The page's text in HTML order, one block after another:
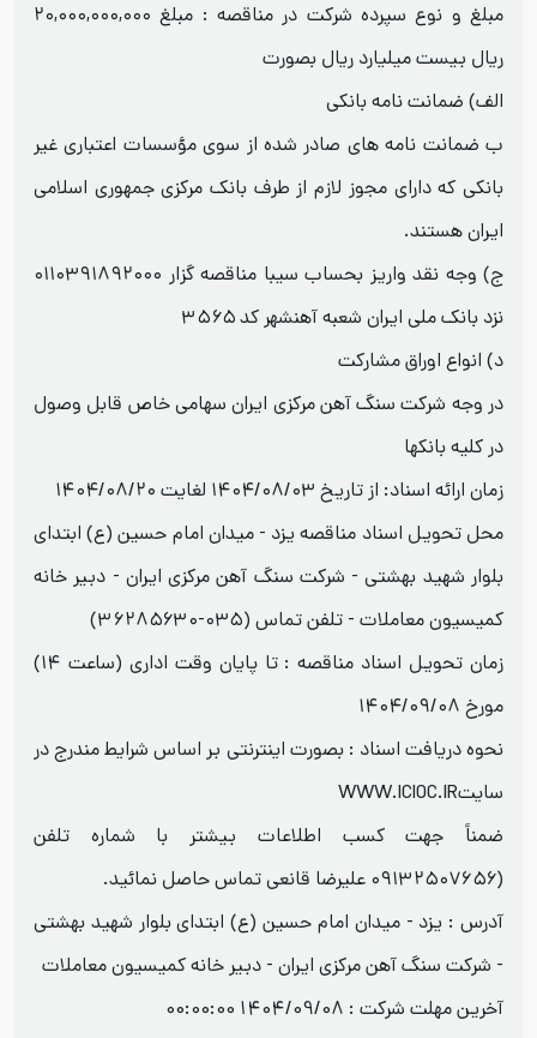
مبلغ و نوع سپرده شرکت در مناقصه : مبلغ ۲۰,۰۰۰,۰۰۰,۰۰۰
ریال بیست میلیارد ریال بصورت
الف) ضمانت نامه بانکی
ب ضمانت نامه های صادر شده از سوی مؤسسات اعتباری غیر
بانکی که دارای مجوز لازم از طرف بانک مرکزی جمهوری اسلامی
ایران هستند.
ج) وجه نقد واریز بحساب سیبا مناقصه گزار ۰۱۱۰۳۹۱۸۹۲۰۰۰
نزد بانک ملی ایران شعبه آهنشهر کد ۳۵۶۵
د) انواع اوراق مشارکت
در وجه شرکت سنگ آهن مرکزی ایران سهامی خاص قابل وصول
در کلیه بانکها
زمان ارائه اسناد: از تاریخ ۱۴۰۴/۰۸/۰۳ لغایت ۱۴۰۴/۰۸/۲۰
محل تحویل اسناد مناقصه یزد - میدان امام حسین (ع) ابتدای
بلوار شهید بهشتی - شرکت سنگ آهن مرکزی ایران - دبیر خانه
کمیسیون معاملات - تلفن تماس (۰۳۵-۳۶۲۸۵۶۳۰)
زمان تحویل اسناد مناقصه : تا پایان وقت اداری (ساعت ۱۴)
مورخ ۱۴۰۴/۰۹/۰۸
نحوه دریافت اسناد : بصورت اینترنتی بر اساس شرایط مندرج در
سایتWWW.ICIOC.IR
ضمناً جهت کسب اطلاعات بیشتر با شماره تلفن
(۰۹۱۳۲۵۰۷۶۵۶ علیرضا قانعی تماس حاصل نمائید.
آدرس : یزد - میدان امام حسین (ع) ابتدای بلوار شهید بهشتی
- شرکت سنگ آهن مرکزی ایران - دبیر خانه کمیسیون معاملات
آخرین مهلت شرکت : 1404/09/08 00:00:00